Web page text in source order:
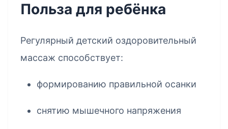
Польза для ребёнка
Регулярный детский оздоровительный
массаж способствует:
формированию правильной осанки
снятию мышечного напряжения